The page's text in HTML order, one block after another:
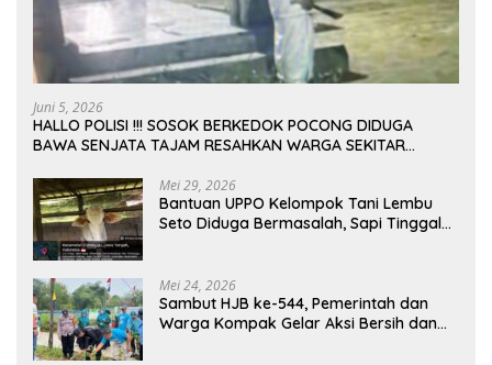
Juni 5, 2026
HALLO POLISI !!! SOSOK BERKEDOK POCONG DIDUGA
BAWA SENJATA TAJAM RESAHKAN WARGA SEKITAR
Mei 29, 2026
Bantuan UPPO Kelompok Tani Lembu
Seto Diduga Bermasalah, Sapi Tinggal
Mei 24, 2026
Sambut HJB ke-544, Pemerintah dan
Warga Kompak Gelar Aksi Bersih dan